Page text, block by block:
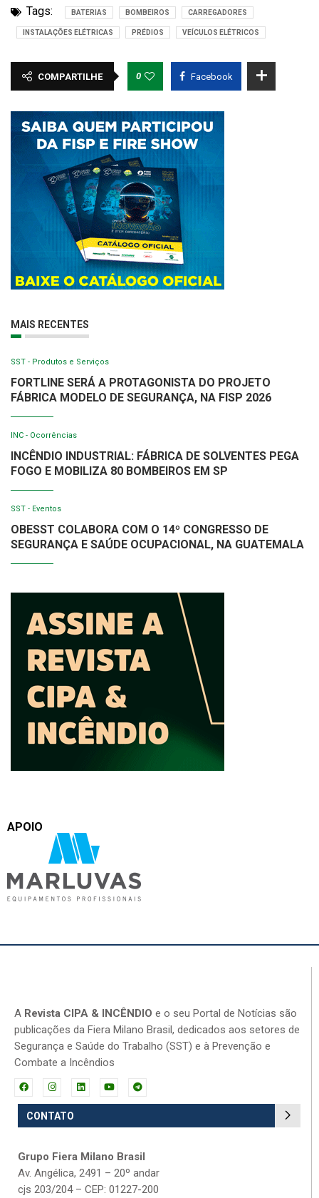
Tags: BATERIAS BOMBEIROS CARREGADORES
INSTALAÇÕES ELÉTRICAS PRÉDIOS VEÍCULOS ELÉTRICOS
COMPARTILHE 0 Facebook
MAIS RECENTES
SST - Produtos e Serviços
FORTLINE SERÁ A PROTAGONISTA DO PROJETO
FÁBRICA MODELO DE SEGURANÇA, NA FISP 2026
INC - Ocorrências
INCÊNDIO INDUSTRIAL: FÁBRICA DE SOLVENTES PEGA
FOGO E MOBILIZA 80 BOMBEIROS EM SP
SST - Eventos
OBESST COLABORA COM O 14º CONGRESSO DE
SEGURANÇA E SAÚDE OCUPACIONAL, NA GUATEMALA
APOIO
A Revista CIPA & INCÊNDIO e o seu Portal de Notícias são
publicações da Fiera Milano Brasil, dedicados aos setores de
Segurança e Saúde do Trabalho (SST) e à Prevenção e
Combate a Incêndios
CONTATO
Grupo Fiera Milano Brasil
Av. Angélica, 2491 – 20º andar
cjs 203/204 – CEP: 01227-200